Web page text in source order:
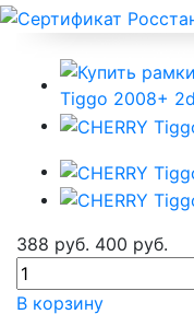
388 руб. 400 руб.
В корзину